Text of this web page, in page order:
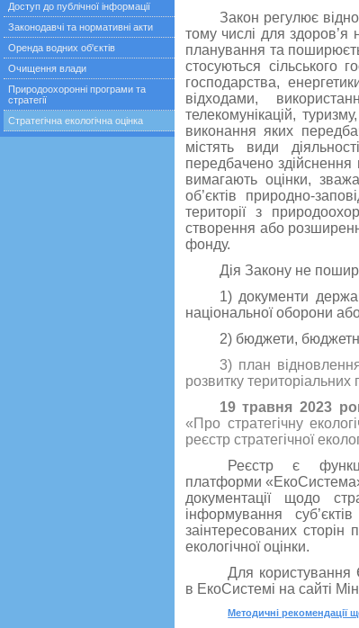
Доступ до публічної інформації
Законодавчі та нормативні акти
Оренда водних об'єктів
Очищення влади
Природоохоронні програми та
стратегії
Стратегічна екологічна оцінка
Закон регулює
тому числі для здоров’я
планування та
стосуються сільського
господарства,
відходами,
телекомунікацій,
виконання яких
містять види
передбачено здійснення
вимагають оцінки,
об’єктів природно-
території з
створення або
фонду.
Дія Закону не
1) документи
національної оборони
2) бюджети,
3) план
розвитку територіальних
19 травня 2023
«Про стратегічну
реєстр стратегічної
Реєстр є
платформи
документації щодо
інформування
заінтересованих сторін
екологічної оцінки.
Для користування
в ЕкоСистемі на сайті
Методичні рекомендації